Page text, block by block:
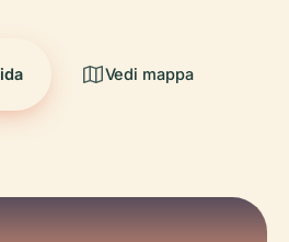
Vedi mappa